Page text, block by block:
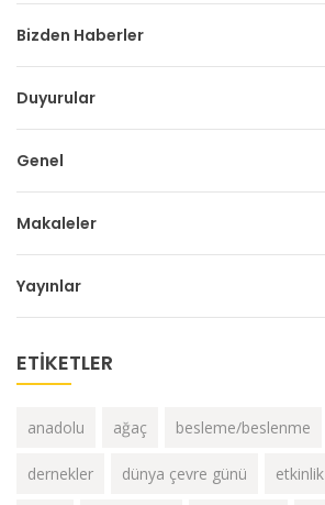
Bizden Haberler
Duyurular
Genel
Makaleler
Yayınlar
ETIKETLER
anadolu ağaç besleme/beslenme
dernekler dünya çevre günü etkinlik